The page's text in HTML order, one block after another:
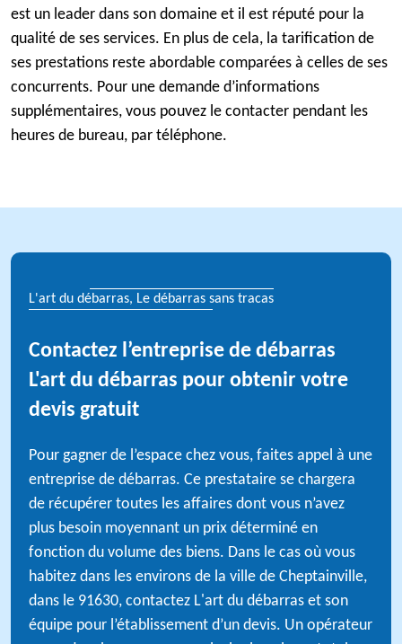
est un leader dans son domaine et il est réputé pour la
qualité de ses services. En plus de cela, la tarification de
ses prestations reste abordable comparées à celles de ses
concurrents. Pour une demande d’informations
supplémentaires, vous pouvez le contacter pendant les
heures de bureau, par téléphone.
L'art du débarras, Le débarras sans tracas
Contactez l’entreprise de débarras
L'art du débarras pour obtenir votre
devis gratuit
Pour gagner de l’espace chez vous, faites appel à une
entreprise de débarras. Ce prestataire se chargera
de récupérer toutes les affaires dont vous n’avez
plus besoin moyennant un prix déterminé en
fonction du volume des biens. Dans le cas où vous
habitez dans les environs de la ville de Cheptainville,
dans le 91630, contactez L'art du débarras et son
équipe pour l’établissement d’un devis. Un opérateur